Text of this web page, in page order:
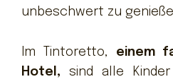
unbeschwert zu
Im Tintoretto,
einem
Hotel, sind alle